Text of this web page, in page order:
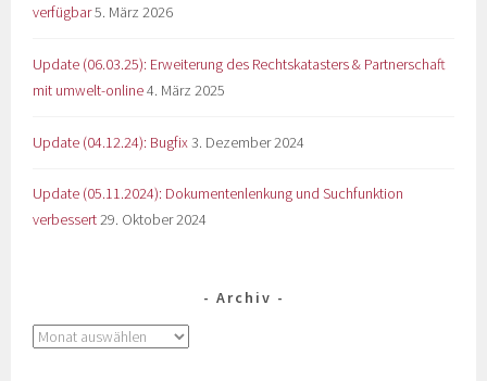
verfügbar5. März 2026
Update (06.03.25): Erweiterung des Rechtskatasters & Partnerschaft
mit umwelt-online4. März 2025
Update (04.12.24): Bugfix 3. Dezember 2024
Update (05.11.2024): Dokumentenlenkung und Suchfunktion
verbessert29. Oktober 2024
Archiv